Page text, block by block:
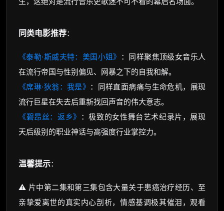
同类电影推荐：
《泰勒·斯威夫特：美国小姐》 ：同样聚焦顶级女音乐人
在流行帝国与性别偏见、网暴之下的自我和解。
《席琳·狄翁：我是》 ：同样直面病痛与生命危机，展现
流行巨星在失去后重新找回声音的伟大意志。
《碧昂丝：返乡》 ：极致的女性舞台艺术纪录片，展现
天后级别的职业神话与高强度行业掌控力。
温馨提示：
⚠️ 片中第二集和第三集包含大量关于患癌治疗经历、至
亲挚爱离世的真实内心剖析，情感基调极其催泪，观看